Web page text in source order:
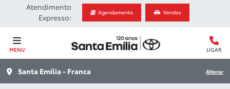
Atendimento
Expresso:
Agendamento Vendas
MENU LIGAR
Santa Emília - Franca Alterar